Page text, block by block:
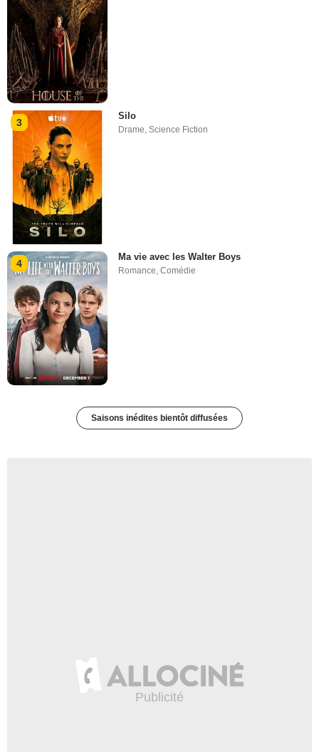
3
Silo
Drame ,Science Fiction
4
Ma vie avec les Walter Boys
Romance,Comédie
Saisons inédites bientôt diffusées